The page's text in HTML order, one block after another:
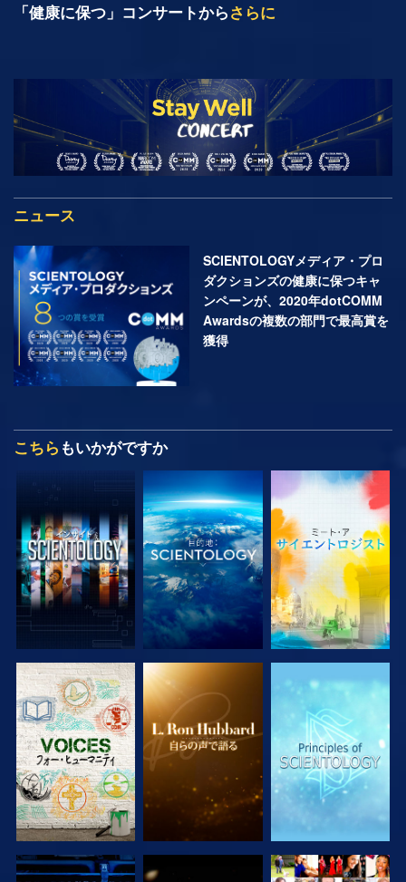
「健康に保つ」コンサートからさらに
ニュース
SCIENTOLOGYメディア・プロ
ダクションズの健康に保つキャ
ンペーンが、2020年dotCOMM
Awardsの複数の部門で最高賞を
獲得
こちら もいかがですか
シリーズを探求 シリーズを探求 シリーズを探求